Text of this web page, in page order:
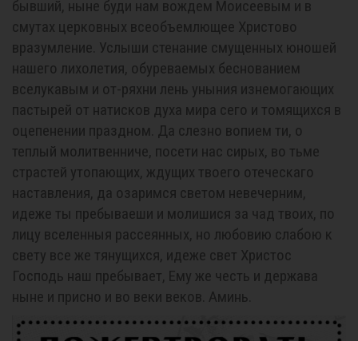
бывший, ныне буди нам вождем Моисеевым и в
смутах церковных всеобъемлющее Христово
вразумление. Услыши стенание смущенных юношей
нашего лихолетия, обуреваемых беснованием
вселукавым и от-ряхни лень уныния изнемогающих
пастырей от натисков духа мира сего и томящихся в
оцепенении праздном. Да слезно вопием ти, о
теплый молитвенниче, посети нас сирых, во тьме
страстей утопающих, ждущих твоего отеческаго
наставления, да озаримся светом невечерним,
идеже ты пребываеши и молишися за чад твоих, по
лицу вселенныя рассеянных, но любовию слабою к
свету все же тянущихся, идеже свет Христос
Господь наш пребывает, Ему же честь и держава
ныне и присно и во веки веков. Аминь.